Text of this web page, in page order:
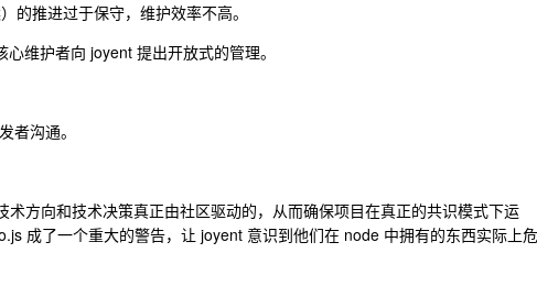
的推进过于保守，维护效率不高。
维护者向 joyent 提出开放式的管理。
者沟通。
方向和技术决策真正由社区驱动的，从而确保项目在真正的共识模式下运
成了一个重大的警告，让 joyent 意识到他们在 node 中拥有的东西实际上危